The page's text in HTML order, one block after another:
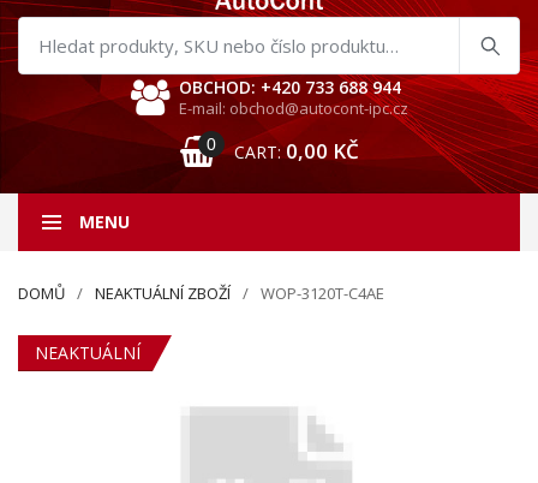
Hledat
produkty
OBCHOD: +420 733 688 944
E-mail: obchod@autocont-ipc.cz
0 CART: 0,00 KČ
MENU
DOMŮ NEAKTUÁLNÍ ZBOŽÍ WOP-3120T-C4AE
NEAKTUÁLNÍ